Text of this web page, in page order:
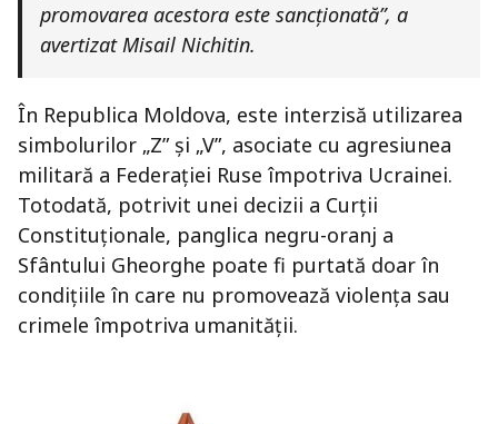
promovarea acestora este sancționată”, a
avertizat Misail Nichitin.
În Republica Moldova, este interzisă utilizarea
simbolurilor „Z” și „V”, asociate cu agresiunea
militară a Federației Ruse împotriva Ucrainei.
Totodată, potrivit unei decizii a Curții
Constituționale, panglica negru-oranj a
Sfântului Gheorghe poate fi purtată doar în
condițiile în care nu promovează violența sau
crimele împotriva umanității.